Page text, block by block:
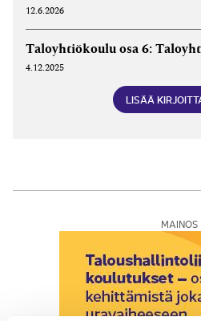
12.6.2026
Taloyhtiö­­koulu osa 6:
4.12.2025
LISÄÄ
MAINOS